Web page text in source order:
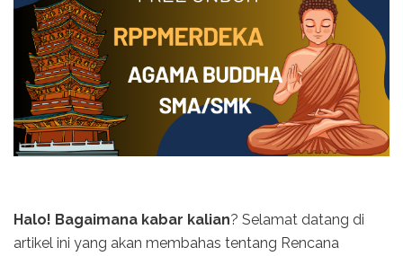
Halo! Bagaimana kabar kalian? Selamat datang di
artikel ini yang akan membahas tentang Rencana